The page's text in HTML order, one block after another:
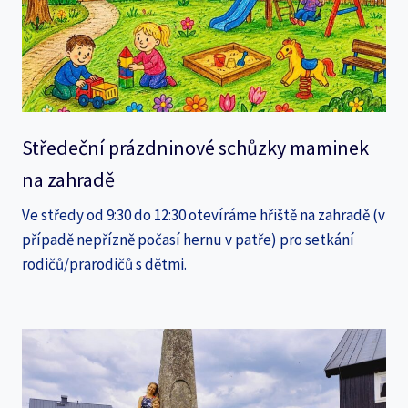
Středeční prázdninové schůzky maminek
na zahradě
Ve středy od 9:30 do 12:30 otevíráme hřiště na zahradě (v
případě nepřízně počasí hernu v patře) pro setkání
rodičů/prarodičů s dětmi.